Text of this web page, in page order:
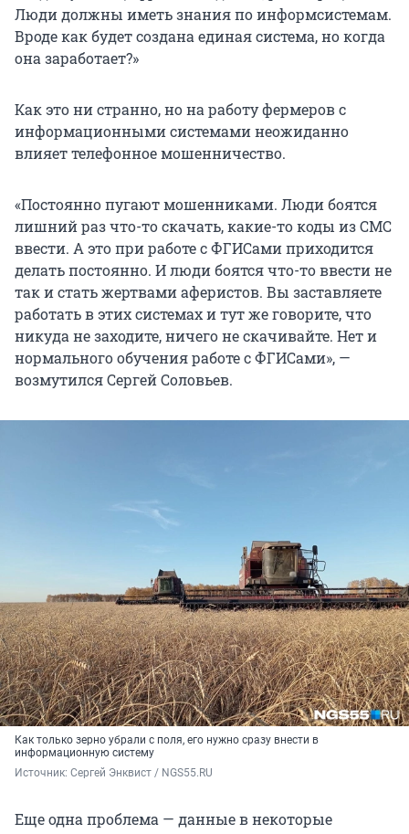
Люди должны иметь знания по информсистемам.
Вроде как будет создана единая система, но когда
она заработает?»
Как это ни странно, но на работу фермеров с
информационными системами неожиданно
влияет телефонное мошенничество.
«Постоянно пугают мошенниками. Люди боятся
лишний раз что-то скачать, какие-то коды из СМС
ввести. А это при работе с ФГИСами приходится
делать постоянно. И люди боятся что-то ввести не
так и стать жертвами аферистов. Вы заставляете
работать в этих системах и тут же говорите, что
никуда не заходите, ничего не скачивайте. Нет и
нормального обучения работе с ФГИСами», —
возмутился Сергей Соловьев.
Как только зерно убрали с поля, его нужно сразу внести в
информационную систему
Источник: Сергей Энквист / NGS55.RU
Еще одна проблема — данные в некоторые